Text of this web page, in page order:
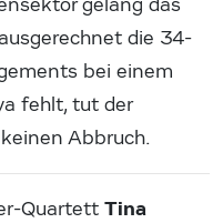
gelang das
die 34-
bei einem
fehlt, tut der
Abbruch.
Quartett Tina